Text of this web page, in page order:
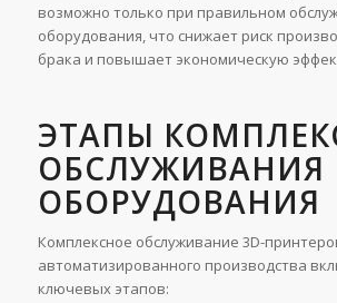
возможно только при правильном
оборудования, что снижает риск
брака и повышает экономическую
ЭТАПЫ
ОБСЛУЖИВАНИЯ
ОБОРУДОВАНИЯ
Комплексное обслуживание 3D-
автоматизированного производства
ключевых этапов: